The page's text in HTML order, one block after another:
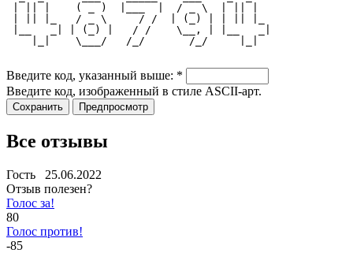
| || |    ( _ )  |___  |  / _ \  | || |
| || |_   / _ \     / /  | (_) | | || |_
|__   _| | (_) |   / /    \__, | |__   _|
    |_|    \___/   /_/       /_/     |_|
Введите код, указанный выше: *
Введите код, изображенный в стиле ASCII-арт.
Все отзывы
Гость 25.06.2022
Отзыв полезен?
Голос за!
80
Голос против!
-85